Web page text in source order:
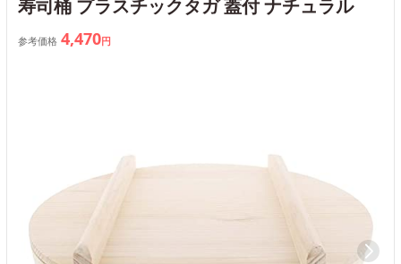
寿司桶 プラスチックタガ 蓋付 ナチュラル
参考価格 4,470円